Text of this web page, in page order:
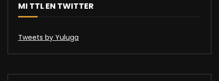
MI TTL EN TWITTER
Tweets by Yuluga